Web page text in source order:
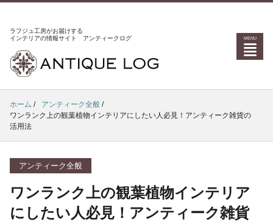
ラフジュ工房がお届けする
インテリアの情報サイト アンティークログ
ホーム / アンティーク全般 /
ワンランク上の観葉植物インテリアにしたい人必見！アンティーク雑貨の
活用法
アンティーク全般
ワンランク上の観葉植物インテリア
にしたい人必見！アンティーク雑貨